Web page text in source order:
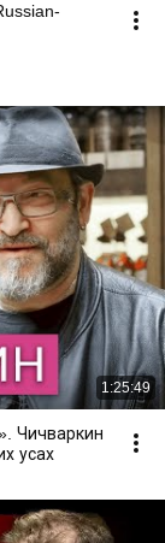
1:25:49
Чичваркин
усах